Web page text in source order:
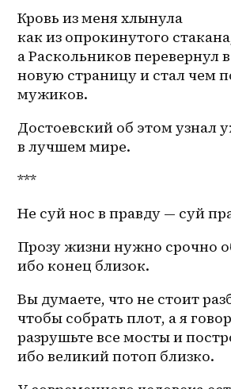
Кровь из меня хлынула
как из опрокинутого
а Раскольников перевернул
новую страницу и стал чем
мужиков.
Достоевский об этом узнал
в лучшем мире.
***
Не суй нос в правду — суй
Прозу жизни нужно срочно
ибо конец близок.
Вы думаете, что не стоит
чтобы собрать плот, а я
разрушьте все мосты и
ибо великий потоп близко.